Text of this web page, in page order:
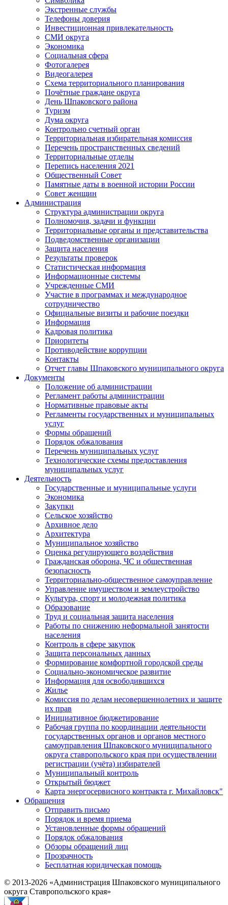
Экстренные службы
Телефоны доверия
Инвестиционная привлекательность
СМИ округа
Экономика
Социальная сфера
Фотогалерея
Видеогалерея
Схема территориального планирования
Почётные граждане округа
День Шпаковского района
Туризм
Дума округа
Контрольно счетный орган
Территориальная избирательная комиссия
Перечень пространственных сведений
Территориальные отделы
Перепись населения 2021
Общественный Совет
Памятные даты в военной истории России
Совет женщин
Администрация
Структура администрации округа
Полномочия, задачи и функции
Территориальные органы и представительства
Подведомственные организации
Защита населения
Результаты проверок
Статистическая информация
Информационные системы
Учрежденные СМИ
Участие в программах и международное
сотрудничество
Официальные визиты и рабочие поездки
Информация
Кадровая политика
Приоритеты
Противодействие коррупции
Контакты
Отчет главы Шпаковского муниципального округа
Документы
Положение об администрации
Регламент работы администрации
Нормативные правовые акты
Регламенты государственных и муниципальных
услуг
Формы обращений
Порядок обжалования
Перечень муниципальных услуг
Технологические схемы предоставления
муниципальных услуг
Деятельность
Государственные и муниципальные услуги
Экономика
Закупки
Сельское хозяйство
Архивное дело
Архитектура
Муниципальное хозяйство
Оценка регулирующего воздействия
Гражданская оборона, ЧС и общественная
безопасность
Территориально-общественное самоуправление
Управление имуществом и землеустройство
Культура, спорт и молодежная политика
Образование
Труд и социальная защита населения
Работы по снижению неформальной занятости
населения
Контроль в сфере закупок
Защита персональных данных
Формирование комфортной городской среды
Социально-экономическое развитие
Информация для освободившихся
Жилье
Комиссия по делам несовершеннолетних и защите
их прав
Инициативное бюджетирование
Рабочая группа по координации деятельности
государственных органов и органов местного
самоуправления Шпаковского муниципального
округа ставропольского края при осуществлении
регистрации (учёта) избирателей
Муниципальный контроль
Открытый бюджет
Карта энергосервисного контракта г. Михайловск"
Обращения
Отправить письмо
Порядок и время приема
Установленные формы обращений
Порядок обжалования
Обзоры обращений лиц
Прозрачность
Бесплатная юридическая помощь
© 2013-2026 «Администрация Шпаковского муниципального
округа Ставропольского края»